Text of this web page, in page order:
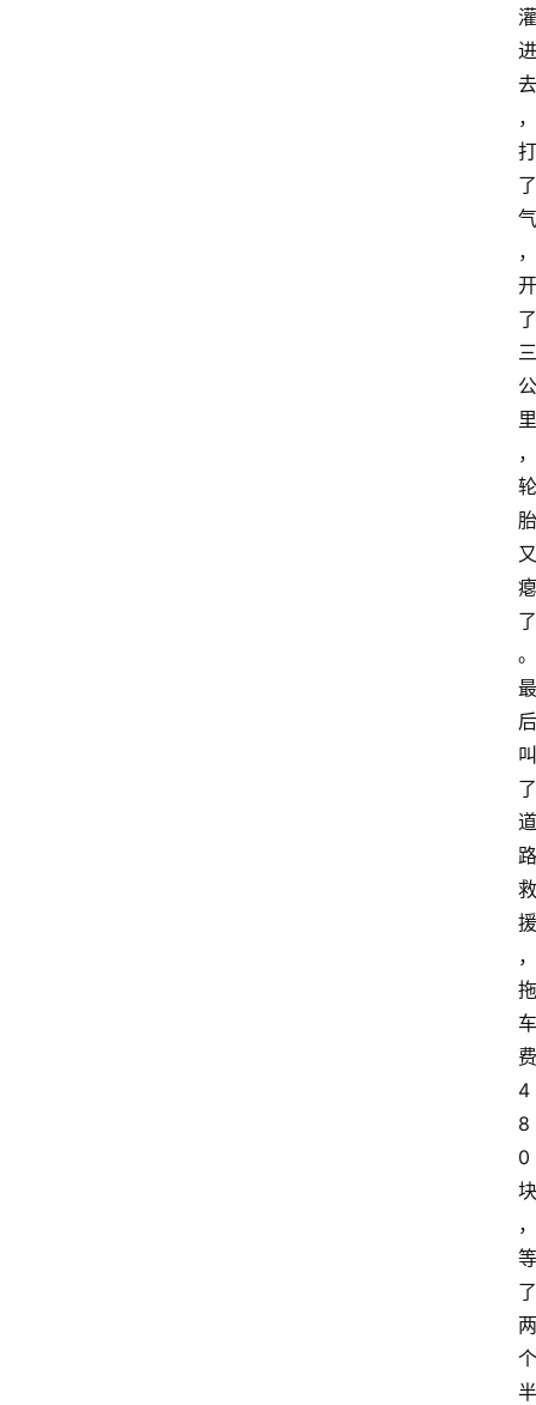
灌
进
去
，
打
了
气
，
开
了
三
公
里
，
轮
胎
又
瘪
了
。
最
后
叫
了
道
路
救
援
，
拖
车
费
4
8
0
块
，
等
了
两
个
半